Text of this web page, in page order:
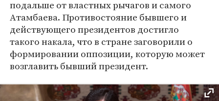
подальше от властных рычагов и самого
Атамбаева. Противостояние бывшего и
действующего президентов достигло
такого накала, что в стране заговорили о
формировании оппозиции, которую может
возглавить бывший президент.